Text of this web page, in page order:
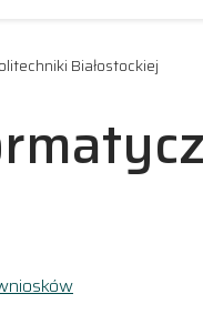
Białostockiej